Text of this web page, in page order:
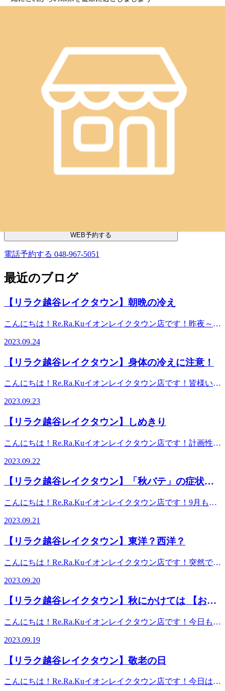
10：00～21：00（最終受付20：20）
埼玉県越谷市レイクタウン3-1-1
イオンレイクタウンmori2F
JR武蔵野線 越谷レイクタウン駅より徒歩約10分
WEB予約する
電話予約する 048-967-5051
最近のブログ
【リラク越谷レイクタウン】朝晩の冷え
こんにちは！Re.Ra.Kuイオンレイクタウン店です！昨夜～朝
い…？？急に気温変化に困惑した鈴木です。薄手の長袖長ズ
ボンのパジャマで寝ましたがそれでもひんやりして、しっか
り上掛けをかけて。特に、AM3:30に起きてラグビー観てい
に今大会で一番注目していた【南アフリカvsアイルランド】
の試合が楽しすぎて気がついたら寒さ忘れていましたが(^-^;
ないかなと思いますが、知らぬ間に体がキンキンに冷えてい
る事も。太ももとか二の腕、肩回りなどは特にご注意を。
徐々に寝る際の服装や寝具も季節に合わせて替えていって下
気に健康に過ごすためにも、一工夫必要です！！本日迄の限
下さい！！あなただけのオーダーメイド施術でゆったり時間
ージのようなほぐしだけではなく、お客様に合わせた様々な
からの未来を健康に過ごしましよう＾＾
━━━━━━━━━━━━━━━━━━……‥・☆★☆新し
い健康を考えるRe.Ra.Ku イオンレイクタウン店営業時間
10：00～21：00（最終受付20：20） 〒343-0828埼玉県越
谷市レイクタウン3-1-1イオンレイクタウンmori2FTEL 048-
967-5051JR武蔵野線 越谷レイクタウン駅より徒歩約10分マ
験ください★
2023.09.24
【リラク越谷レイクタウン】身体の冷えに注意！
こんにちは！Re.Ra.Kuイオンレイクタウン店です！皆様いか
事が増えました。秋の気候は過ごしやすいので、美味しい実
りの果物や旬のお野菜を堪能できますね。そして今の感じで
すと、季節の変わり目の序章という言葉がぴったりな気がし
が増えたり、気圧の変化でお身体の流れも変わると思いま
す。そんな時は、まずお身体の冷えを気にされてみて下さ
い。特にお腹が冷えることで自律神経も乱れてくるのでおへ
そから円と描くように、ぐるぐると右から左へ...行いますと
気持ちも整いますよ。なでであげるだけ、優しくやればやる
ほど、神経が緩みますのでぜひ、簡単ですから、冷えから来
サージのようなほぐしだけではなく、お客様に合わせた様々
れからの未来を健康に過ごしましよう＾＾
い健康を考えるRe.Ra.Ku イオンレイクタウン店営業時間
谷市レイクタウン3-1-1イオンレイクタウンmori2FTEL 048-
967-5051JR武蔵野線 越谷レイクタウン駅より徒歩約10分マ
ッサージより気持ちいい！？リラクのボディケアをぜひご体
2023.09.23
【リラク越谷レイクタウン】しめきり
こんにちは！Re.Ra.Kuイオンレイクタウン店です！計画性っ
着実に毎日コツコツ勧められるタイプ、や最初は頑張れてい
るけどどこかでサボりだしてしまってビックリするくらいお
わってないーと焦る子。私は最初からやらず最後に【やれる
にかなると思っていました。大人になった今、分かります。
それは築いた信頼を徐々に失って首の皮一枚の愛想で繋がっ
いってもんでもございません。あなたに合う強度、回数の設
定があります。疲れたからこそ労いのストレッチをしましょ
う。今、元気なら元気を明日に繋ぐストレッチをしましょ
は欠かさないでください。メルマガのイラストの〆切が迫っ
す！ブログはこの辺で終わります！！！！！ス――――ハ
うなほぐしだけではなく、お客様に合わせた様々な健康に対
来を健康に過ごしましよう＾＾
━━━━━━━━━━━━━━━━━━……‥・☆★☆新し
い健康を考えるRe.Ra.Ku イオンレイクタウン店営業時間
10：00～21：00（最終受付20：20） 〒343-0828埼玉県越
谷市レイクタウン3-1-1イオンレイクタウンmori2FTEL 048-
2023.09.22
【リラク越谷レイクタウン】「秋バテ」の症状出
こんにちは！Re.Ra.Kuイオンレイクタウン店です！9月も半
ね。夏から秋にかけて季節が変わるこの時期は、お疲れも溜
まりやすくなっています。なんとなく体がだるくて疲れが抜
けなかったり、食欲がなくなったりといった不調を感じたり
起こる「秋バテ」の症状かもしれません。秋バテを解消する
には気温の差を調整できるような工夫が必要です。1.暑くて
も長袖を常備お店や乗り物などの室内が冷房で冷えきってい
る事が多いので、軽くい羽織れる物があると便利です。2.室
温コントロールを意識暑い時期にクーラーをつけない訳には
いきませんが、直接人に風を当てないようにする機能等を利
いのお湯に首まで浸かることで（10分くらい）深部体温が上
かで上手に工夫をしながら秋バテを解消して健康に過ごしま
なく、お客様に合わせた様々な健康に対するアドバイスの提
2023.09.21
【リラク越谷レイクタウン】東洋？西洋？
こんにちは！Re.Ra.Kuイオンレイクタウン店です！突然です
れますか？？西洋医学は、投薬や手術といった方法で、体の
悪い部分に直接アプローチして治療していきます。東洋医学
は、体の不調を内側から根本的に治す治療法。具体的には鍼
に防ぐため、日頃から疲れを溜めず抵抗力をつけておくとい
うのも、東洋医学の考え方。ちなみに得意分野があります。
骨折して痛いというように、第三者が目で見て分かる原因に
よって発生している症状東洋医学→『機能的疾患』ex.)肩が
凝って仕事がはかどらない、骨や神経に異常がないのに手が
2023.09.20
【リラク越谷レイクタウン】秋にかけては 【おな
こんにちは！Re.Ra.Kuイオンレイクタウン店です！今日も暑
の気温分布図を見ると、日本列島が真っ赤に彩られていま
す。九月も後半戦ですが、この残暑が明けると一気に冬の気
配がするようになってきて、紅葉で真っ赤に染まる山々が観
時期なのでしっかりとお身体のケアをしていきましょう。秋
2023.09.19
【リラク越谷レイクタウン】敬老の日
こんにちは！Re.Ra.Kuイオンレイクタウン店です！今日は敬